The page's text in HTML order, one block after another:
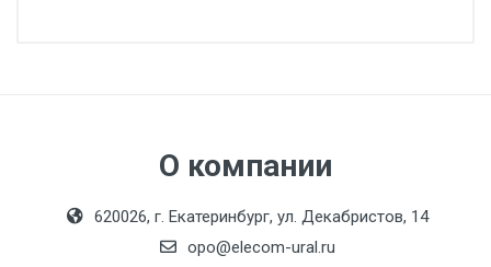
О компании
620026, г. Екатеринбург, ул. Декабристов, 14
opo@elecom-ural.ru